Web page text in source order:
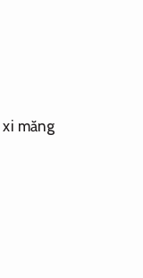
xi măng